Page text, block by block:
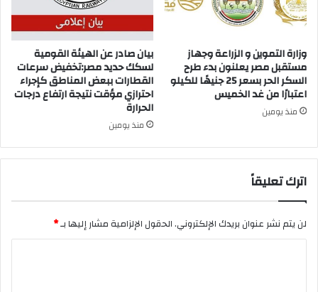
وزارة التموين و الزراعة وجهاز
مستقبل مصر يعلنون بدء طرح
السكر الحر بسعر 25 جنيهًا للكيلو
اعتبارًا من غد الخميس
منذ يومين
بيان صادر عن الهيئة القومية
لسكك حديد مصر:تخفيض سرعات
القطارات ببعض المناطق كإجراء
احترازي مؤقت نتيجة ارتفاع درجات
الحرارة
منذ يومين
اترك تعليقاً
لن يتم نشر عنوان بريدك الإلكتروني.الحقول الإلزامية مشار إليها بـ*